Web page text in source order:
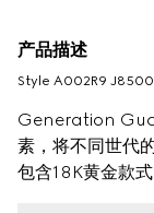
产品描述
Style ‎A002R9
Generation
素，将不同世代
包含18K黄金款